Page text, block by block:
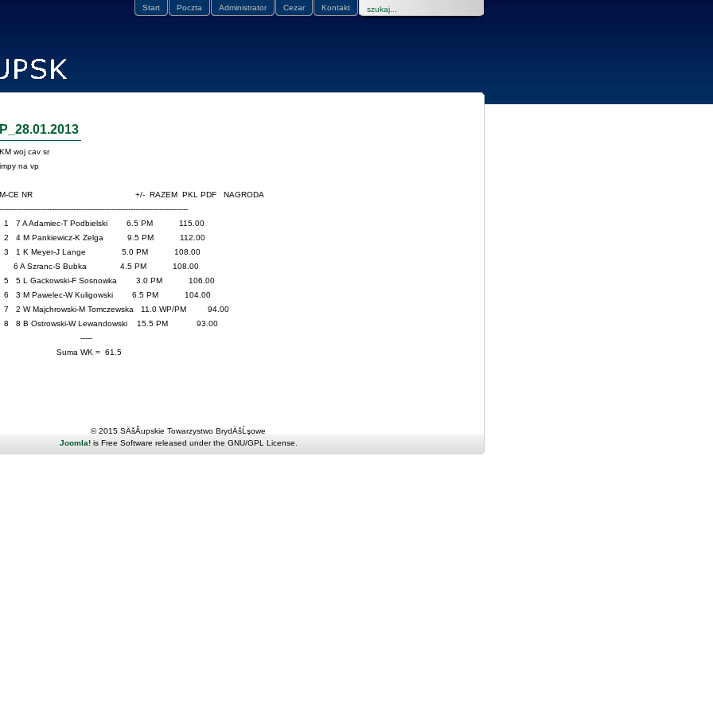
Start Poczta Administrator Cezar Kontakt
P_28.01.2013
KM woj cav sr
impy na vp
M-CE NR +/- RAZEM PKL PDF NAGRODA
-------------------------------------------------------------------------------
1 7 A Adamiec-T Podbielski 6.5 PM 115.00
2 4 M Pankiewicz-K Zelga 9.5 PM 112.00
3 1 K Meyer-J Lange 5.0 PM 108.00
6 A Szranc-S Bubka 4.5 PM 108.00
5 5 L Gackowski-F Sosnowka 3.0 PM 106.00
6 3 M Pawelec-W Kuligowski 6.5 PM 104.00
7 2 W Majchrowski-M Tomczewska 11.0 WP/PM 94.00
8 8 B Ostrowski-W Lewandowski 15.5 PM 93.00
-----
Suma WK = 61.5
© 2015 SÄšÂupskie Towarzystwo BrydÄšĹşowe
Joomla!is Free Software released under the GNU/GPL License.